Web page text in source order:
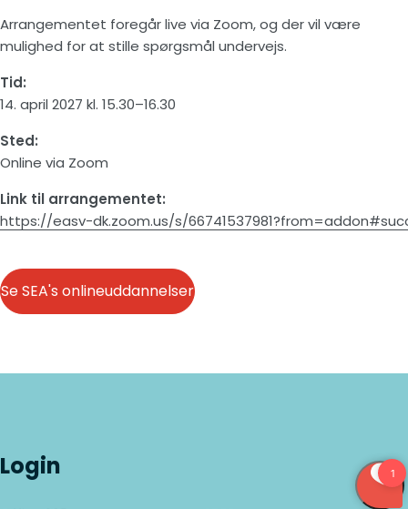
Arrangementet foregår live via Zoom, og der vil være
mulighed for at stille spørgsmål undervejs.
Tid:
14. april 2027 kl. 15.30–16.30
Sted:
Online via Zoom
Link til arrangementet:
https://easv-dk.zoom.us/s/
Se SEA's onlineuddannelser
Login